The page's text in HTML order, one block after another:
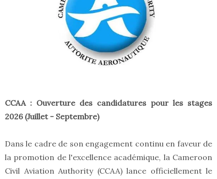
CCAA : Ouverture des candidatures pour les stages
2026 (Juillet - Septembre)
Dans le cadre de son engagement continu en faveur de
la promotion de l'excellence académique, la Cameroon
Civil Aviation Authority (CCAA) lance officiellement le